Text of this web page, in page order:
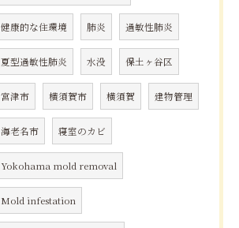
健康的な住環境 肺炎 過敏性肺炎
夏型過敏性肺炎 水没 保土ヶ谷区
宮津市 横須賀市 横須賀 建物管理
海老名市 寝室のカビ
Yokohama mold removal
Mold infestation